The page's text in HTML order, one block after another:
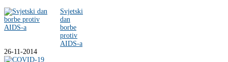
Svjetski
dan
borbe
protiv
AIDS-a
26-11-2014